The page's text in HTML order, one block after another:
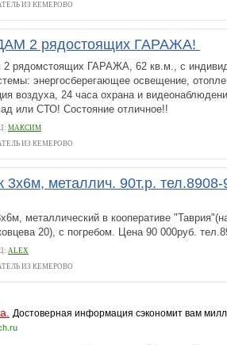
ИЗ КЕМЕРОВО
2 рядостоящих ГАРАЖА!
2 рядомстоящих ГАРАЖА, 62 кв.м., с
энергосберегающее освещение,
воздуха, 24 часа охрана и
или СТО! Состояние отличное!!
МАКСИМ
ИЗ КЕМЕРОВО
3х6м, металлич. 90т.р.
металлический в кооперативе
20), с погребом. Цена 90 000руб.
ALEX
ИЗ КЕМЕРОВО
Достоверная информация сэкономит вам